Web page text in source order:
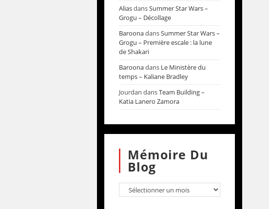
AliasdansSummer Star Wars –
Grogu – Décollage
BaroonadansSummer Star Wars –
Grogu – Première escale : la lune
de Shakari
Baroonadans Le Ministère du
temps – Kaliane Bradley
Jourdan dansTeam Building –
Katia Lanero Zamora
Mémoire Du
Blog